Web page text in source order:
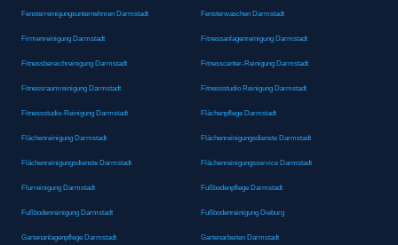
Fensterreinigungsunternehmen Darmstadt Fensterwaschen Darmstadt
Firmenreinigung Darmstadt Fitnessanlagenreinigung Darmstadt
Fitnessbereichreinigung Darmstadt Fitnesscenter-Reinigung Darmstadt
Fitnessraumreinigung Darmstadt Fitnessstudio Reinigung Darmstadt
Fitnessstudio-Reinigung Darmstadt Flächenpflege Darmstadt
Flächenreinigung Darmstadt Flächenreinigungsdienste Darmstadt
Flächenreinigungsdienste Darmstadt Flächenreinigungsservice Darmstadt
Flurreinigung Darmstadt Fußbodenpflege Darmstadt
Fußbodenreinigung Darmstadt Fußbodenreinigung Dieburg
Gartenanlagenpflege Darmstadt Gartenarbeiten Darmstadt